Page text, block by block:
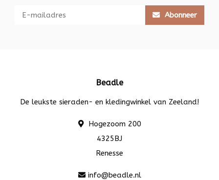
Abonneer
Beadle
De leukste sieraden- en kledingwinkel van Zeeland!
Hogezoom 200
4325BJ
Renesse
info@beadle.nl